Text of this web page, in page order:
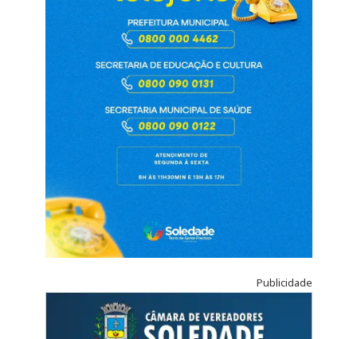
Publicidade